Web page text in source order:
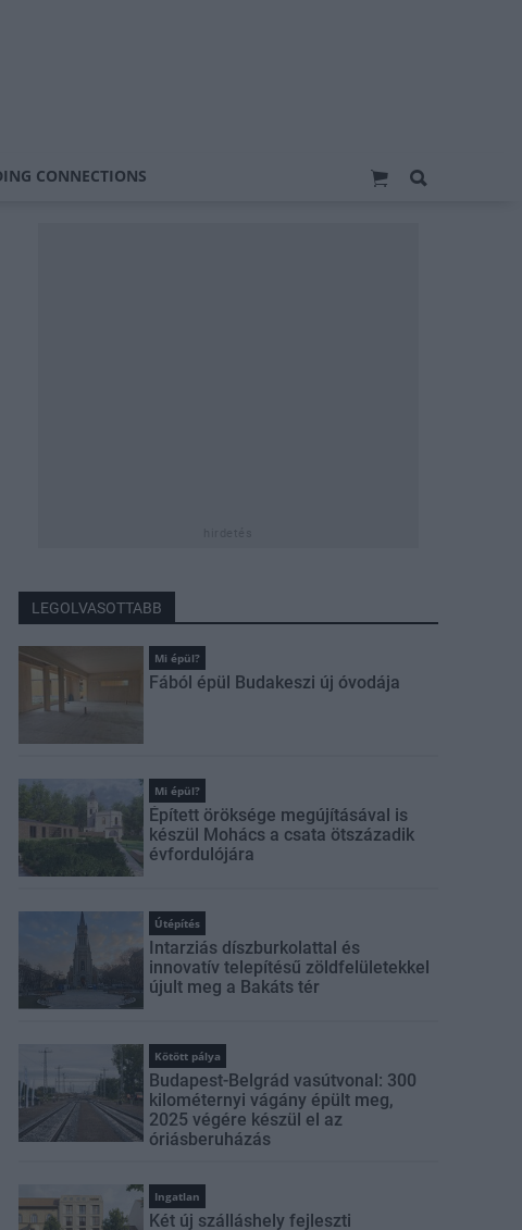
CONNECTIONS
LEGOLVASOTTABB
Mi épül?
Fából épül Budakeszi új óvodája
Mi épül?
Épített öröksége megújításával is
készül Mohács a csata ötszázadik
évfordulójára
Útépítés
Intarziás díszburkolattal és
innovatív telepítésű zöldfelületekkel
újult meg a Bakáts tér
Kötött pálya
Budapest-Belgrád vasútvonal: 300
kilométernyi vágány épült meg,
2025 végére készül el az
óriásberuházás
Ingatlan
Két új szálláshely fejleszti